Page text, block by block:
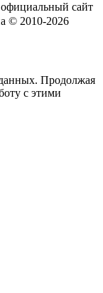
сайт
© 2010-2026
Продолжая
с этими